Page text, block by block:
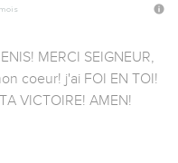
MERCI SEIGNEUR,
coeur! j'ai FOI EN TOI!
VICTOIRE! AMEN!